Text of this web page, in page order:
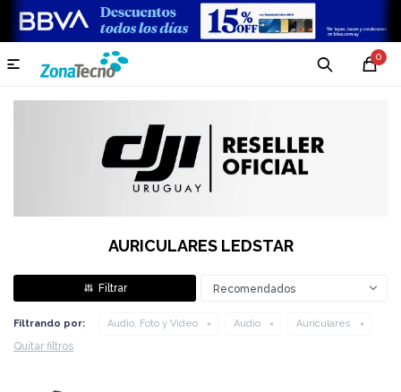
0

AURICULARES LEDSTAR
Recomendados
Filtrando por: Audio, Foto y Video Audio Auriculares
Quitar filtros